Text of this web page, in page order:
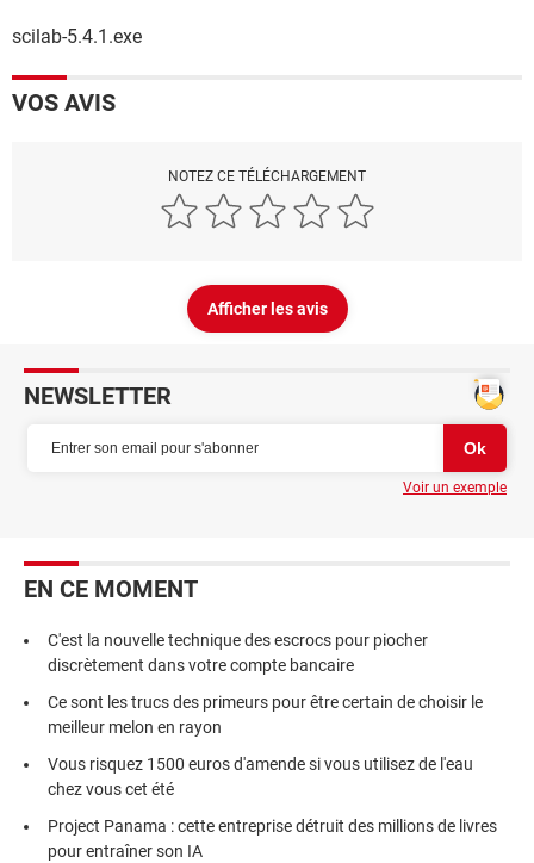
scilab-5.4.1.exe
VOS AVIS
NOTEZ CE TÉLÉCHARGEMENT
Afficher les avis
NEWSLETTER
Voir un exemple
EN CE MOMENT
C'est la nouvelle technique des escrocs pour piocher
discrètement dans votre compte bancaire
Ce sont les trucs des primeurs pour être certain de choisir le
meilleur melon en rayon
Vous risquez 1500 euros d'amende si vous utilisez de l'eau
chez vous cet été
Project Panama : cette entreprise détruit des millions de livres
pour entraîner son IA